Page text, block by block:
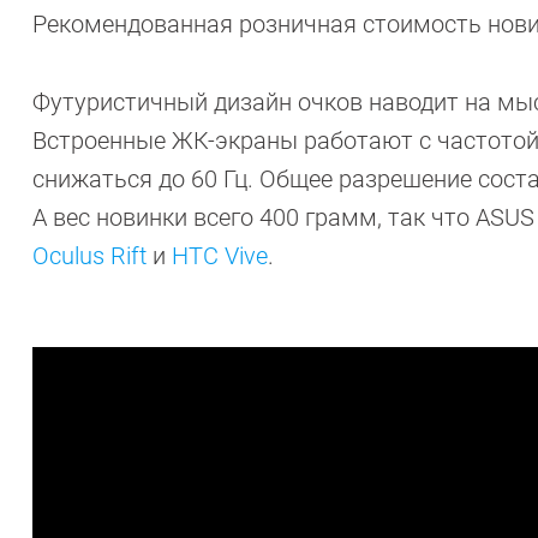
Рекомендованная розничная стоимость
Футуристичный дизайн очков наводит на
Встроенные ЖК-экраны работают с
снижаться до 60 Гц. Общее разрешение
А вес новинки всего 400 грамм, так что
Oculus Rift и HTC Vive.